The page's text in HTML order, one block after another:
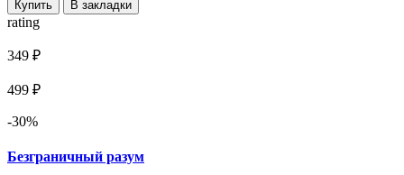
Купить В закладки
rating
349 ₽
499 ₽
-30%
Безграничный разум